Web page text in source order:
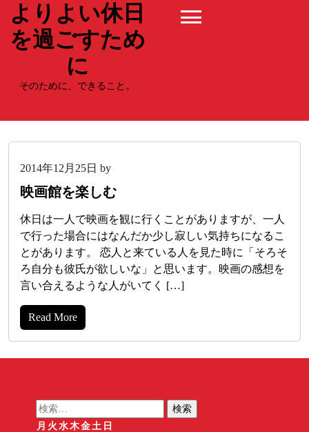
content
よりよい休日
を過ごすため
に
そのために、できること。
2014年12月25日 by
映画館を楽しむ
休日は一人で映画を観に行くことがありますが、一人
で行った場合にはなんだか少し寂しい気持ちになるこ
とがあります。 恋人と来ている人を見た時に「そろそ
ろ自分も彼氏が欲しいな」と思います。映画の感想を
言い合えるような人がいてく […]
Read More
検
索:
月 火 水木金土 日